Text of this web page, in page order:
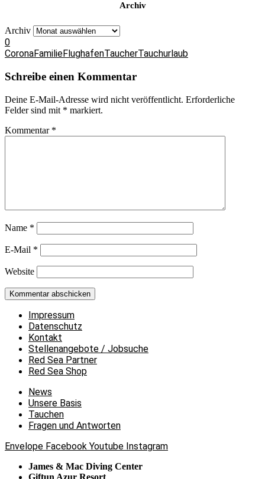
Archiv
Archiv
0
CoronaFamilieFlughafenTaucherTauchurlaub
Schreibe einen Kommentar
Deine E-Mail-Adresse wird nicht veröffentlicht. Erforderliche
Felder sind mit * markiert.
Kommentar *
Name *
E-Mail *
Website
Impressum
Datenschutz
Kontakt
Stellenangebote / Jobsuche
Red Sea Partner
Red Sea Shop
News
Unsere Basis
Tauchen
Fragen und Antworten
Envelope Facebook Youtube Instagram
James & Mac Diving Center
Giftun Azur Resort